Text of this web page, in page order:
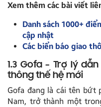
Xem thêm các bài viết
Danh sách 1000+
cập nhật
Các biển báo giao
1.3 Gofa – Trợ lý
thông thế hệ mới
Gofa đang là cái tên bứt
Nam, trở thành một